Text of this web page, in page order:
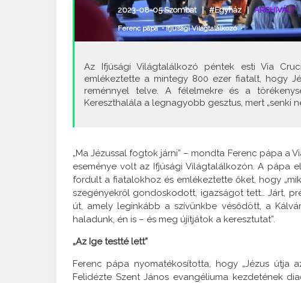
2023-08-05 Szombat |#Egyház|ARCHIVÁLT
Ferenc pápa•Ifjúsági Világtalálkozó•
Az Ifjúsági Világtalálkozó péntek esti Via
emlékeztette a mintegy 800 ezer fiatalt, hogy
reménnyel telve. A félelmekre és a
Kereszthalála a legnagyobb gesztus, mert „senki
„Ma Jézussal fogtok járni” – mondta Ferenc pápa a
eseménye volt az Ifjúsági Világtalálkozón. A pápa
fordult a fiatalokhoz és emlékeztette őket, hogy
szegényekről gondoskodott, igazságot tett… Járt,
út, amely leginkább a szívünkbe vésődött, a
haladunk, én is – és meg újítjátok a keresztutat”.
„Az Ige testté lett”
Ferenc pápa nyomatékosította, hogy „Jézus útja
Felidézte Szent János evangéliuma kezdetének